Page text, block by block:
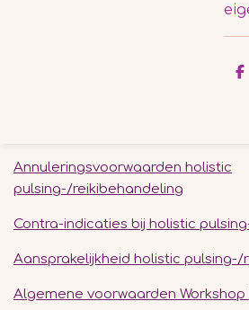
D
Annuleringsvoorwaarden holistic
pulsing-/reikibehandeling
Contra-indicaties bij holistic
Aansprakelijkheid holistic pulsing-/
Algemene voorwaarden Workshop